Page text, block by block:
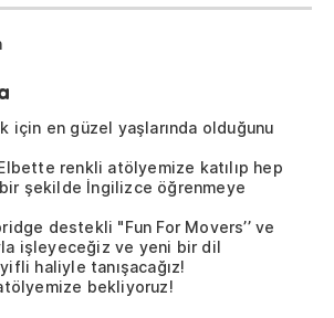
için en güzel yaşlarında olduğunu
renkli atölyemize katılıp hep
şekilde İngilizce öğrenmeye
destekli "Fun For Movers’’ ve
işleyeceğiz ve yeni bir dil
haliyle tanışacağız!
bekliyoruz!